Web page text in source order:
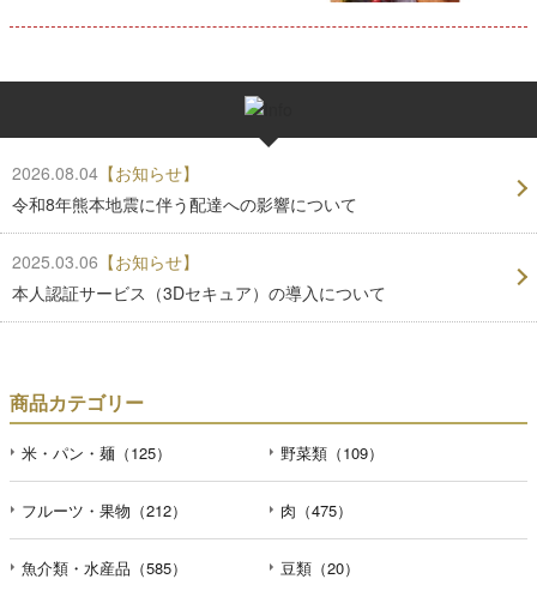
2026.08.04 【お知らせ】
令和8年熊本地震に伴う配達への影響について
2025.03.06 【お知らせ】
本人認証サービス（3Dセキュア）の導入について
商品カテゴリー
米・パン・麺（125） 野菜類（109）
フルーツ・果物（212） 肉（475）
魚介類・水産品（585） 豆類（20）